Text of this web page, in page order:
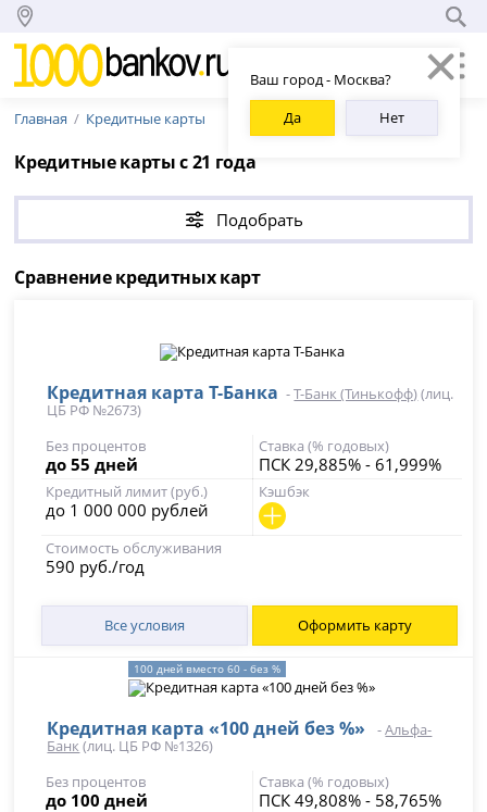
Ваш город - Москва?
Да
Нет
Главная Кредитные карты
Кредитные карты с 21 года
Подобрать
Сравнение кредитных карт
Кредитная карта Т-Банка -Т-Банк (Тинькофф)(лиц.
ЦБ РФ №2673)
Без процентов
до 55 дней
Ставка (% годовых)
ПСК 29,885% - 61,999%
Кредитный лимит (руб.)
до 1 000 000 рублей
Кэшбэк
Стоимость обслуживания
590 руб./год
Все условия Оформить карту
100 дней вместо 60 - без %
Кредитная карта «100 дней без %» -Альфа-
Банк (лиц. ЦБ РФ №1326)
Без процентов
до 100 дней
Ставка (% годовых)
ПСК 49,808% - 58,765%